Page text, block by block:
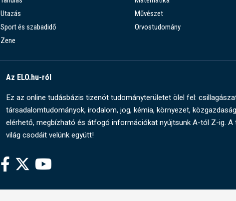
Utazás
Sport és szabadidő
Zene
Művészet
Orvostudomány
Az ELO.hu-ról
Ez az online tudásbázis tizenöt tudományterületet ölel fel:
társadalomtudományok, irodalom, jog, kémia, környezet,
elérhető, megbízható és átfogó információkat nyújtsunk A-tól Z-ig.
világ csodáit velünk együtt!